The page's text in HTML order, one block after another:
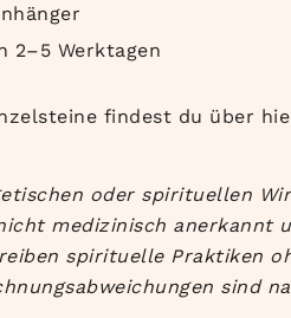
2–5 Werktagen
findest du über
oder spirituellen
medizinisch anerkannt
spirituelle Praktiken
sind